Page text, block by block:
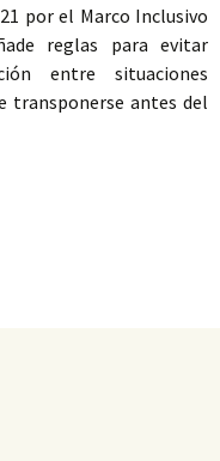
por el Marco Inclusivo
reglas para evitar
entre situaciones
transponerse antes del
un límite a la